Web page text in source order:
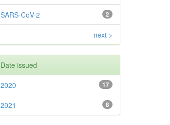
2
SARS-CoV-2
next >
Date issued
17
2020
8
2021